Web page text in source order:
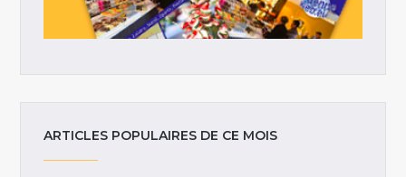
ARTICLES POPULAIRES DE CE MOIS